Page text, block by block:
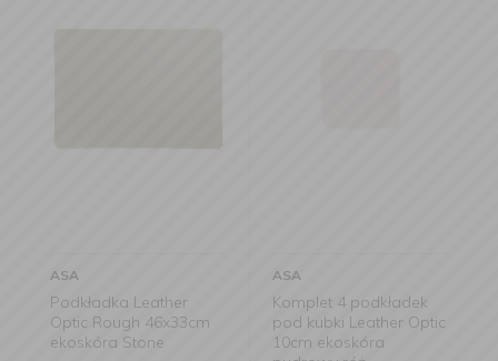
Komplet 4 podkładek
pod kubki Leather Optic
10cm ekoskóra
Podkładka Leather
Optic 46x33cm
ekoskóra biała